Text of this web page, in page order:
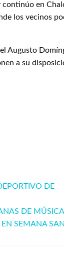
continúo en
los vecinos
Augusto
a su
DE
DE
SEMANA